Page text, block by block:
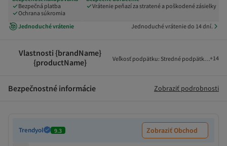
Bezpečná platba
Ochrana súkromia
Vrátenie peňazí za stratené a poškodené zásielky
Jednoduché vrátenie Jednoduché vrátenie do 14 dní.
Vlastnosti {brandName}
{productName}
Veľkosť podpätku: Stredné podpätky (5-9
+14
Bezpečnostné informácie Zobraziť podrobnosti
Trendyol 9.3 Zobraziť Obchod